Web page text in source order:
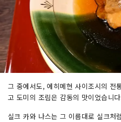
그 중에서도, 에히메현 사이조시의 전
고 도미의 조림은 감동의 맛이었습니
실크 카와 나스는 그 이름대로 실크처